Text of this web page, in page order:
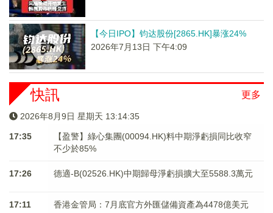
【今日IPO】钧达股份[2865.HK]暴涨24%
2026年7月13日 下午4:09
更多
快訊
2026年8月9日 星期天 13:14:36
17:35
【盈警】綠心集團(00094.HK)料中期淨虧損同比收窄
不少於85%
17:26 德適-B(02526.HK)中期歸母淨虧損擴大至5588.3萬元
17:11 香港金管局：7月底官方外匯儲備資產為4478億美元